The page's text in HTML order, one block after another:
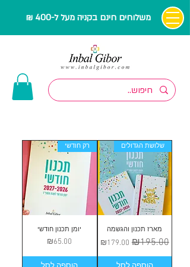
משלוחים חינם בקניה מעל ל-400 ₪
שלושת הגדולים
מארז תכנון והגשמה
מחיר רגיל
₪195.00 מחיר מבצע
₪179.00
רק חודשי
יומן תכנון חודשי
מחיר
₪65.00